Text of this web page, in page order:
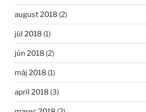
august 2018 (2)
júl 2018 (1)
jún 2018 (2)
máj 2018 (1)
apríl 2018 (3)